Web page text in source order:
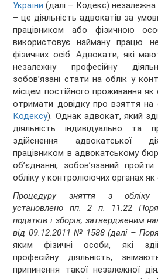
України (далі – Кодекс) незалежна
– це діяльність адвокатів за
працівником або фізичною
використовує найману працю
фізичних осіб. Адвокати, які
незалежну професійну
зобов’язані стати на облік у
місцем постійного проживання
отримати довідку про взяття на
Кодексу). Однак адвокат, який
діяльність індивідуально та
здійснення адвокатської
працівником в адвокатському
об’єднанні, зобов’язаний
обліку у контролюючих органах
Процедуру зняття з обліку
установлено пп. 2 п. 11.22
податків і зборів, затвердженим
від 09.12.2011 № 1588 (далі –
яким фізичні особи, які
професійну діяльність,
припинення такої незалежної